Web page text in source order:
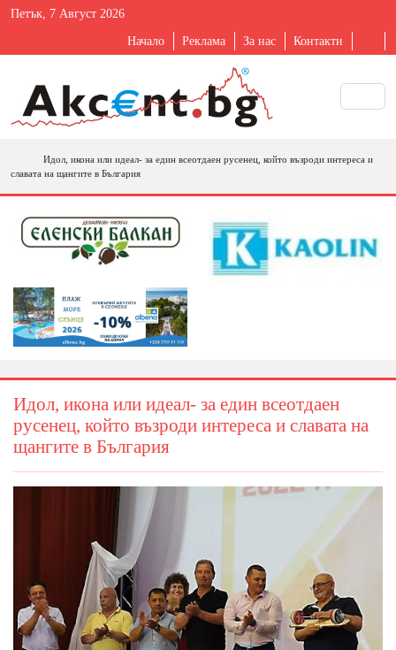
Петък, 7 Август 2026
Начало Реклама За нас Контакти
Идол, икона или идеал- за един всеотдаен русенец, който възроди интереса и
славата на щангите в България
Идол, икона или идеал- за един всеотдаен
русенец, който възроди интереса и славата на
щангите в България